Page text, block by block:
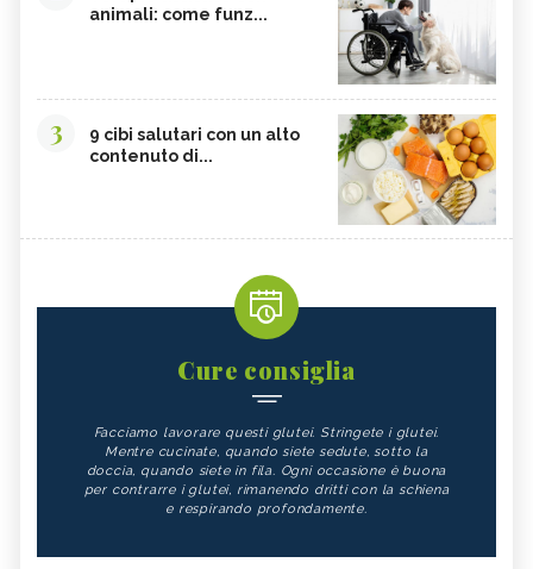
animali: come funz...
3
9 cibi salutari con un alto
contenuto di...
Cure consiglia
Facciamo lavorare questi glutei. Stringete i glutei.
Mentre cucinate, quando siete sedute, sotto la
doccia, quando siete in fila. Ogni occasione è buona
per contrarre i glutei, rimanendo dritti con la schiena
e respirando profondamente.